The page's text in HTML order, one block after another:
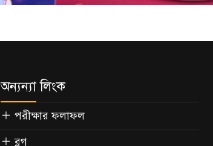
অন্যন্যা লিংক
পরীক্ষার ফলাফল
ব্লগ